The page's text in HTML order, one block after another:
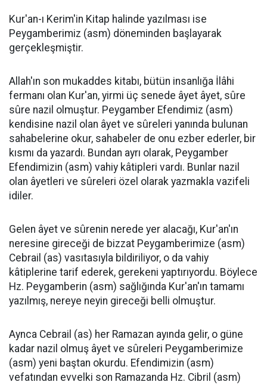
Kur'an-ı Kerim'in Kitap halinde yazılması ise
Peygamberimiz (asm) döneminden başlayarak
gerçekleşmiştir.
Allah'ın son mukaddes kitabı, bütün insanlığa İlâhi
fermanı olan Kur'an, yirmi üç senede âyet âyet, sûre
sûre nazil olmuştur. Peygamber Efendimiz (asm)
kendisine nazil olan âyet ve sûreleri yanında bulunan
sahabelerine okur, sahabeler de onu ezber ederler, bir
kısmı da yazardı. Bundan ayrı olarak, Peygamber
Efendimizin (asm) vahiy kâtipleri vardı. Bunlar nazil
olan âyetleri ve sûreleri özel olarak yazmakla vazifeli
idiler.
Gelen âyet ve sûrenin nerede yer alacağı, Kur'an'ın
neresine gireceği de bizzat Peygamberimize (asm)
Cebrail (as) vasıtasıyla bildiriliyor, o da vahiy
kâtiplerine tarif ederek, gerekeni yaptırıyordu. Böylece
Hz. Peygamberin (asm) sağlığında Kur'an'ın tamamı
yazılmış, nereye neyin gireceği belli olmuştur.
Aynca Cebrail (as) her Ramazan ayında gelir, o güne
kadar nazil olmuş âyet ve sûreleri Peygamberimize
(asm) yeni baştan okurdu. Efendimizin (asm)
vefatından evvelki son Ramazanda Hz. Cibril (asm)